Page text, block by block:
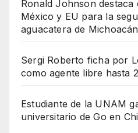
Ronald Johnson
México y EU para la
aguacatera de Michoacán
Sergi Roberto ficha por
como agente libre hasta
Estudiante de la UNAM
universitario de Go en